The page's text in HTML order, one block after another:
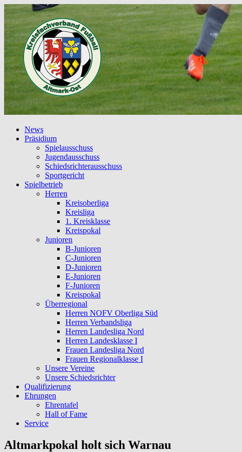
News
Präsidium
Spielausschuss
Jugendausschuss
Schiedsrichterausschuss
Sportgericht
Spielbetrieb
Herren
Kreisoberliga
Kreisliga
1. Kreisklasse
Kreispokal
Junioren
B-Junioren
C-Junioren
D-Junioren
E-Junioren
F-Junioren
Kreispokal
Überregional
Herren NOFV Oberliga Süd
Herren Verbandsliga
Herren Landesliga Nord
Herren Landesklasse I
Frauen Landesliga Nord
Frauen Regionalklasse I
Unsere Vereine
Unsere Schiedsrichter
Qualifizierung
Ehrungen
Ehrentafel
Hall of Fame
Service
Altmarkpokal holt sich Warnau